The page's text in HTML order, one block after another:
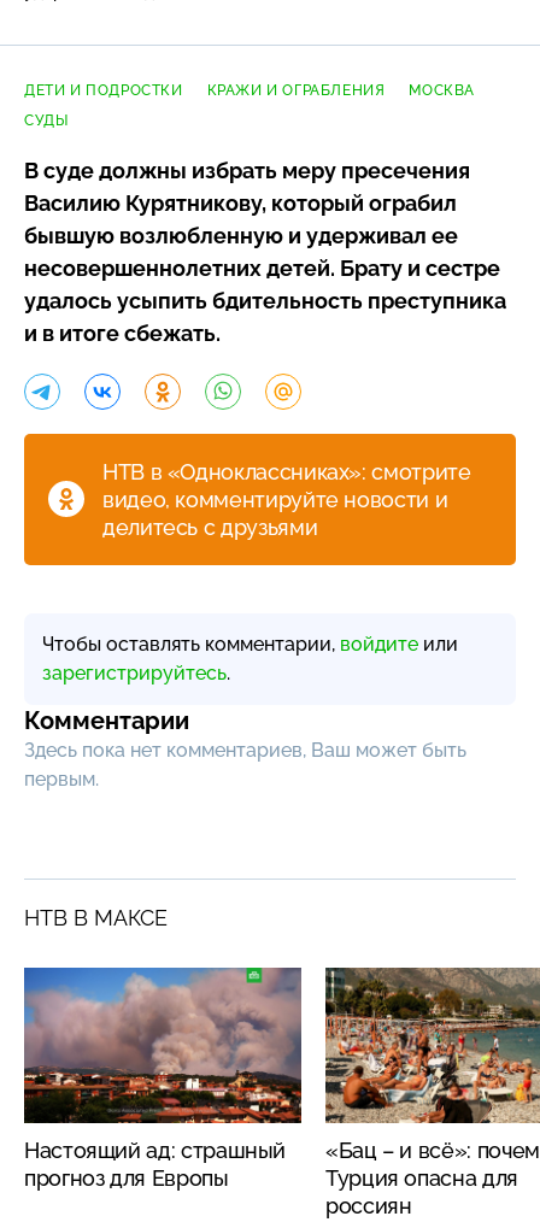
ДЕТИ И ПОДРОСТКИ КРАЖИ И ОГРАБЛЕНИЯ
МОСКВА
СУДЫ
В суде должны избрать меру пресечения
Василию Курятникову, который ограбил
бывшую возлюбленную и удерживал ее
несовершеннолетних детей. Брату и сестре
удалось усыпить бдительность преступника
и в итоге сбежать.
НТВ в «Одноклассниках»: смотрите
видео, комментируйте новости и
делитесь с друзьями
Чтобы оставлять комментарии, войдите или
зарегистрируйтесь.
Комментарии
Здесь пока нет комментариев, Ваш может быть
первым.
НТВ В МАКСЕ
Настоящий ад: страшный
прогноз для Европы
«Бац – и всё»:
Турция опасна для
россиян